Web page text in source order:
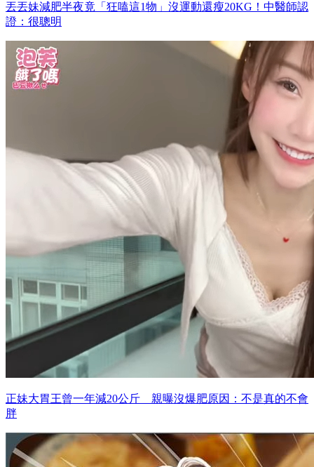
丟丟妹減肥半夜竟「狂嗑這1物」沒運動還瘦20KG！中醫師認
證：很聰明
正妹大胃王曾一年減20公斤 親曝沒爆肥原因：不是真的不會
胖